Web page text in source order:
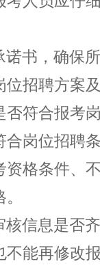
书，确保
招聘方案
符合报考
岗位招聘
格条件、
信息是否
能再修改